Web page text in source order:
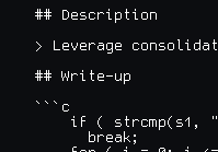
## Description
> Leverage
## Write-up
```c
if ( strcmp(s1,
      break;